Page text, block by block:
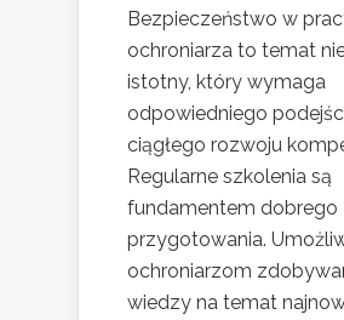
Bezpieczeństwo w
ochroniarza to temat
istotny, który wymaga
odpowiedniego
ciągłego rozwoju
Regularne szkolenia są
fundamentem dobrego
przygotowania.
ochroniarzom
wiedzy na temat